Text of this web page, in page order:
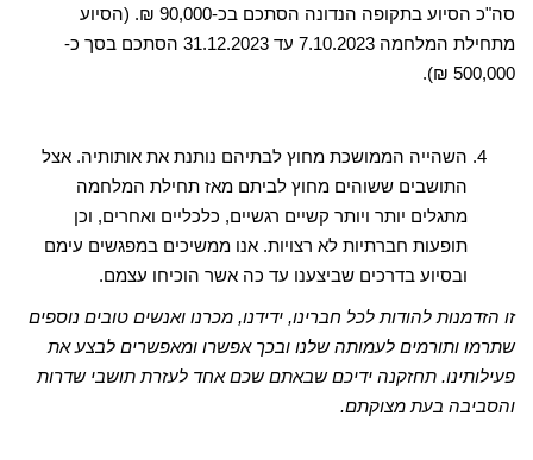
סה"כ הסיוע בתקופה הנדונה הסתכם בכ-90,000 ₪. (הסיוע
מתחילת המלחמה 7.10.2023 עד 31.12.2023 הסתכם בסך כ-
500,000 ₪).
השהייה הממושכת מחוץ לבתיהם נותנת את אותותיה. אצל
התושבים ששוהים מחוץ לביתם מאז תחילת המלחמה
מתגלים יותר ויותר קשיים רגשיים, כלכליים ואחרים, וכן
תופעות חברתיות לא רצויות. אנו ממשיכים במפגשים עימם
ובסיוע בדרכים שביצענו עד כה אשר הוכיחו עצמם.
זו הזדמנות להודות לכל חברינו, ידידנו, מכרנו ואנשים טובים נוספים
שתרמו ותורמים לעמותה שלנו ובכך אפשרו ומאפשרים לבצע את
פעילותינו. תחזקנה ידיכם שבאתם שכם אחד לעזרת תושבי שדרות
והסביבה בעת מצוקתם.